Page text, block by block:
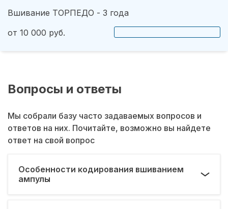
Вшивание ТОРПЕДО - 3 года
от 10 000 руб.
Вопросы и ответы
Мы собрали базу часто задаваемых вопросов и
ответов на них. Почитайте, возможно вы найдете
ответ на свой вопрос
Особенности кодирования вшиванием
ампулы